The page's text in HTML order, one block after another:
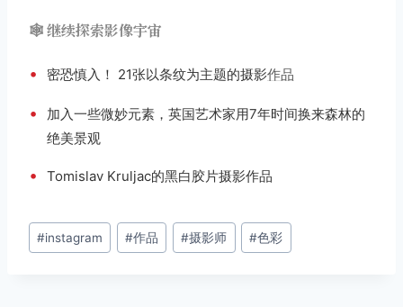
🕸️ 继续探索影像宇宙
• 密恐慎入！ 21张以条纹为主题的摄影作品
•
加入一些微妙元素，英国艺术家用7年时间换来森林的
绝美景观
• Tomislav Kruljac的黑白胶片摄影作品
文
章
#instagram #作品 #摄影师 #色彩